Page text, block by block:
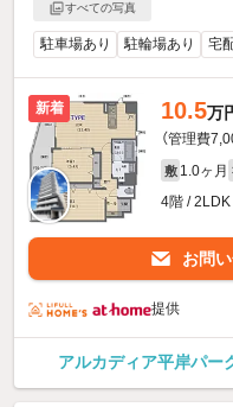
すべての写真
駐車場あり 駐輪場あり 宅
新着 10.5万
（管理費
敷 1.0ヶ月
4階 / 2LDK
お問
提供
アルカディア平岸パー